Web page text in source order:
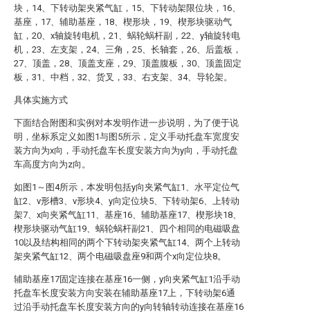
块，14、下转动架夹紧气缸，15、下转动架限位块，16、
基座，17、辅助基座，18、楔形块，19、楔形块驱动气
缸，20、x轴旋转电机，21、蜗轮蜗杆副，22、y轴旋转电
机，23、左支架，24、三角，25、长轴套，26、后盖板，
27、顶盖，28、顶盖支座，29、顶盖腹板，30、顶盖固定
板，31、中档，32、货叉，33、右支架、34、导轮架。
具体实施方式
下面结合附图和实例对本发明作进一步说明，为了便于说
明，坐标系定义如图1与图5所示，定义手动托盘车宽度安
装方向为x向，手动托盘车长度安装方向为y向，手动托盘
车高度方向为z向。
如图1～图4所示，本发明包括y向夹紧气缸1、水平定位气
缸2、v形槽3、v形块4、y向定位块5、下转动架6、上转动
架7、x向夹紧气缸11、基座16、辅助基座17、楔形块18、
楔形块驱动气缸19、蜗轮蜗杆副21、四个相同的电磁吸盘
10以及结构相同的两个下转动架夹紧气缸14、两个上转动
架夹紧气缸12、两个电磁吸盘座9和两个x向定位块8。
辅助基座17固定连接在基座16一侧，y向夹紧气缸1沿手动
托盘车长度安装方向安装在辅助基座17上，下转动架6通
过沿手动托盘车长度安装方向的y向转轴转动连接在基座16